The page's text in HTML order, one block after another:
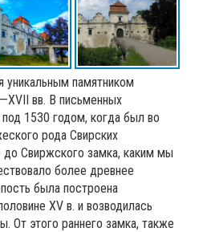
уникальным памятником
вв. В письменных
под 1530 годом, когда был во
рода Свирских
до Свиржского замка, каким мы
более древнее
была построена
XV в. и возводилась
От этого раннего замка, также